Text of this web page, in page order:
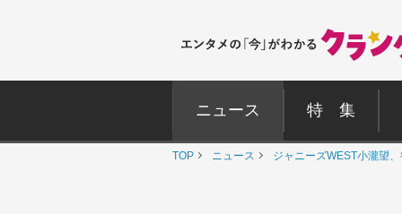
ニュース 特 集
TOP ニュース ジャニーズWEST小瀧望